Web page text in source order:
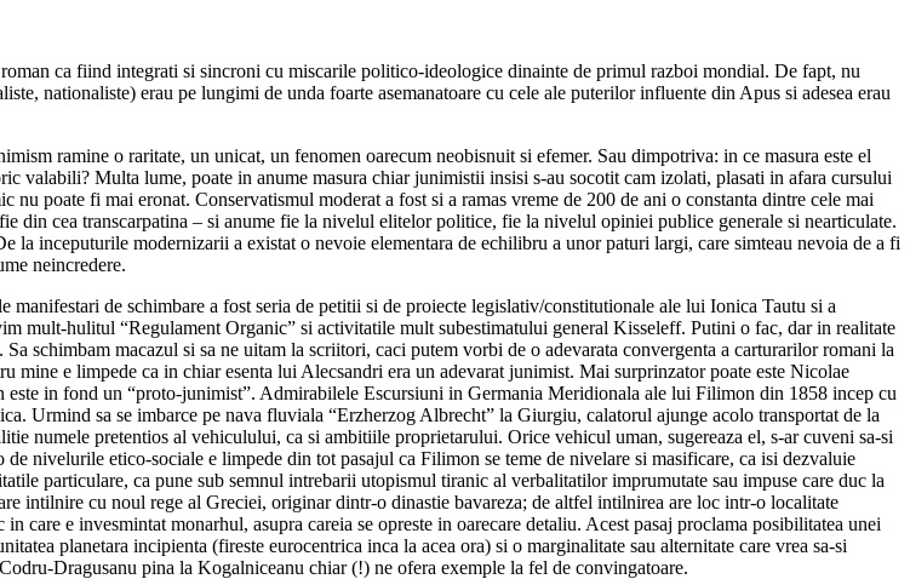
ca fiind integrati si sincroni cu miscarile politico-ideologice dinainte de primul razboi mondial. De fapt, nu
nationaliste) erau pe lungimi de unda foarte asemanatoare cu cele ale puterilor influente din Apus si adesea erau
ramine o raritate, un unicat, un fenomen oarecum neobisnuit si efemer. Sau dimpotriva: in ce masura este el
valabili? Multa lume, poate in anume masura chiar junimistii insisi s-au socotit cam izolati, plasati in afara cursului
poate fi mai eronat. Conservatismul moderat a fost si a ramas vreme de 200 de ani o constanta dintre cele mai
din cea transcarpatina – si anume fie la nivelul elitelor politice, fie la nivelul opiniei publice generale si nearticulate.
la inceputurile modernizarii a existat o nevoie elementara de echilibru a unor paturi largi, care simteau nevoia de a fi
neincredere.
de schimbare a fost seria de petitii si de proiecte legislativ/constitutionale ale lui Ionica Tautu si a
mult-hulitul “Regulament Organic” si activitatile mult subestimatului general Kisseleff. Putini o fac, dar in realitate
schimbam macazul si sa ne uitam la scriitori, caci putem vorbi de o adevarata convergenta a carturarilor romani la
e limpede ca in chiar esenta lui Alecsandri era un adevarat junimist. Mai surprinzator poate este Nicolae
in fond un “proto-junimist”. Admirabilele Escursiuni in Germania Meridionala ale lui Filimon din 1858 incep cu
Urmind sa se imbarce pe nava fluviala “Erzherzog Albrecht” la Giurgiu, calatorul ajunge acolo transportat de la
numele pretentios al vehiculului, ca si ambitiile proprietarului. Orice vehicul uman, sugereaza el, s-ar cuveni sa-si
nivelurile etico-sociale e limpede din tot pasajul ca Filimon se teme de nivelare si masificare, ca isi dezvaluie
particulare, ca pune sub semnul intrebarii utopismul tiranic al verbalitatilor imprumutate sau impuse care duc la
intilnire cu noul rege al Greciei, originar dintr-o dinastie bavareza; de altfel intilnirea are loc intr-o localitate
e invesmintat monarhul, asupra careia se opreste in oarecare detaliu. Acest pasaj proclama posibilitatea unei
planetara incipienta (fireste eurocentrica inca la acea ora) si o marginalitate sau alternitate care vrea sa-si
Dragusanu pina la Kogalniceanu chiar (!) ne ofera exemple la fel de convingatoare.